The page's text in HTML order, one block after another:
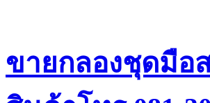
ขายกลองชุดมือ